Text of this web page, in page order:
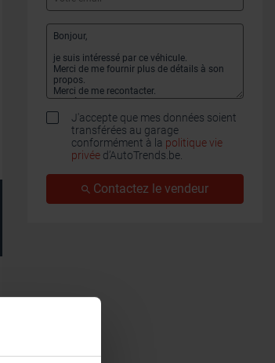
J'accepte que mes données soient
transférées au garage
conformément à la politique vie
privée d’AutoTrends.be.
Contactez le vendeur